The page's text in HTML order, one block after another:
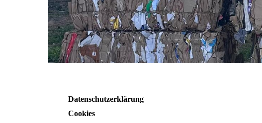
Datenschutzerklärung
Cookies